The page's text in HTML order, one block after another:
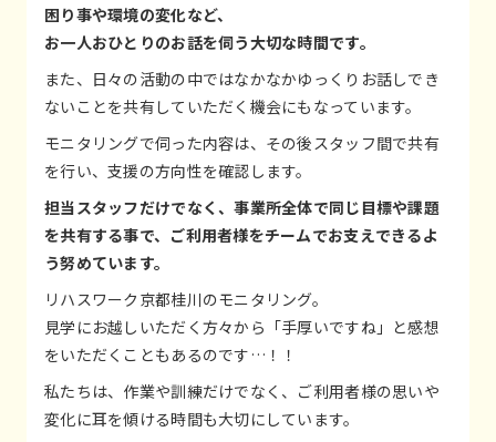
困り事や環境の変化など、
お一人おひとりのお話を伺う大切な時間です。
また、日々の活動の中ではなかなかゆっくりお話しでき
ないことを共有していただく機会にもなっています。
モニタリングで伺った内容は、その後スタッフ間で共有
を行い、支援の方向性を確認します。
担当スタッフだけでなく、事業所全体で同じ目標や課題
を共有する事で、ご利用者様をチームでお支えできるよ
う努めています。
リハスワーク京都桂川のモニタリング。
見学にお越しいただく方々から「手厚いですね」と感想
をいただくこともあるのです…！！
私たちは、作業や訓練だけでなく、ご利用者様の思いや
変化に耳を傾ける時間も大切にしています。